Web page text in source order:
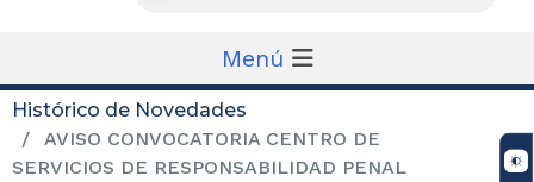
Menú
Histórico de Novedades
AVISO CONVOCATORIA CENTRO DE
SERVICIOS DE RESPONSABILIDAD PENAL